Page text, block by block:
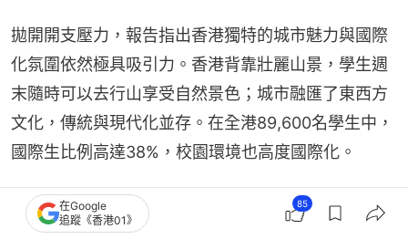
拋開開支壓力，報告指出香港獨特的城市魅力與國際
化氛圍依然極具吸引力。香港背靠壯麗山景，學生週
末隨時可以去行山享受自然景色；城市融匯了東西方
文化，傳統與現代化並存。在全港89,600名學生中，
國際生比例高達38%，校園環境也高度國際化。
在Google
追蹤《香港01》
85